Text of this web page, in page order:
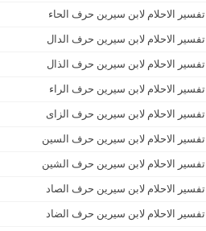
تفسير الاحلام لابن سيرين حرف الحاء
تفسير الاحلام لابن سيرين حرف الدال
تفسير الاحلام لابن سيرين حرف الذال
تفسير الاحلام لابن سيرين حرف الراء
تفسير الاحلام لابن سيرين حرف الزاى
تفسير الاحلام لابن سيرين حرف السين
تفسير الاحلام لابن سيرين حرف الشين
تفسير الاحلام لابن سيرين حرف الصاد
تفسير الاحلام لابن سيرين حرف الضاد